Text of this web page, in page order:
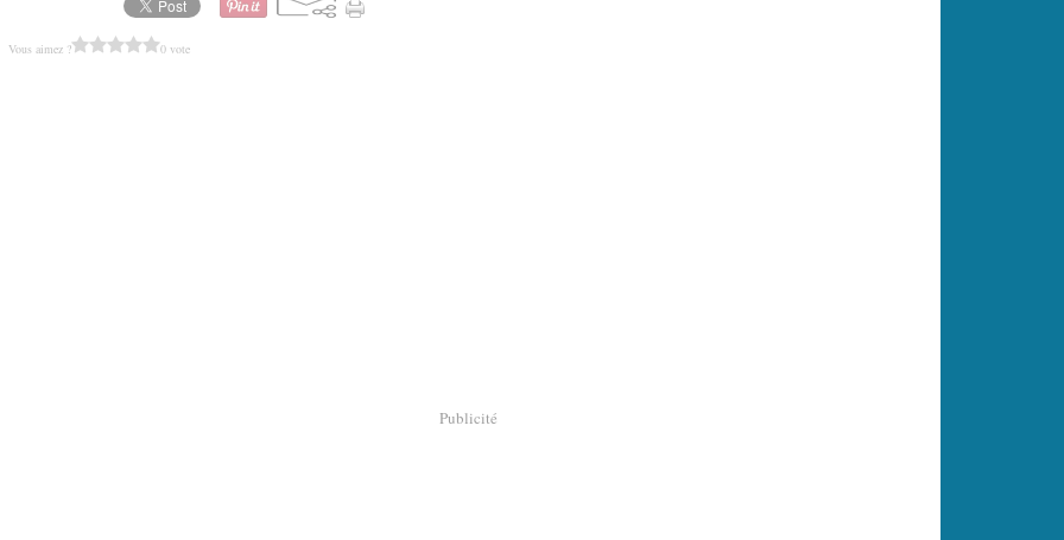
Vous aimez ? 0 vote
Publicité